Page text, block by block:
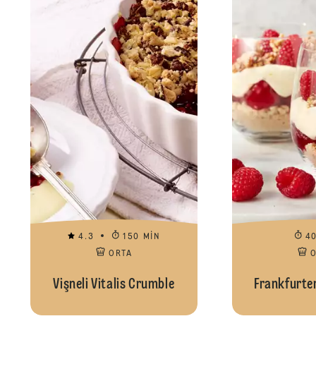
4.3
150 MIN
ORTA
Vişneli Vitalis Crumble